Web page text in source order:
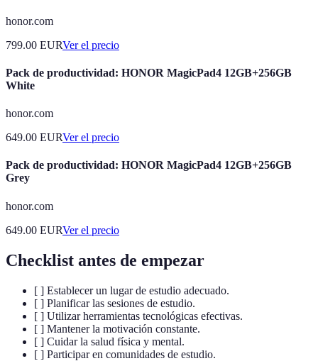
honor.com
799.00 EURVer el precio
Pack de productividad: HONOR MagicPad4 12GB+256GB
White
honor.com
649.00 EURVer el precio
Pack de productividad: HONOR MagicPad4 12GB+256GB
Grey
honor.com
649.00 EURVer el precio
Checklist antes de empezar
[ ] Establecer un lugar de estudio adecuado.
[ ] Planificar las sesiones de estudio.
[ ] Utilizar herramientas tecnológicas efectivas.
[ ] Mantener la motivación constante.
[ ] Cuidar la salud física y mental.
[ ] Participar en comunidades de estudio.